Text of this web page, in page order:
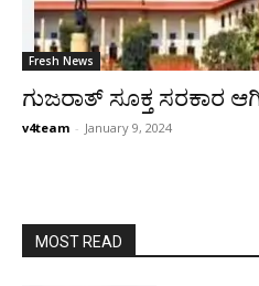
Fresh News
ಗುಜರಾತ್ ಸೂಕ್ತ ಸರಕಾರ
v4team - January 9, 2024
MOST READ